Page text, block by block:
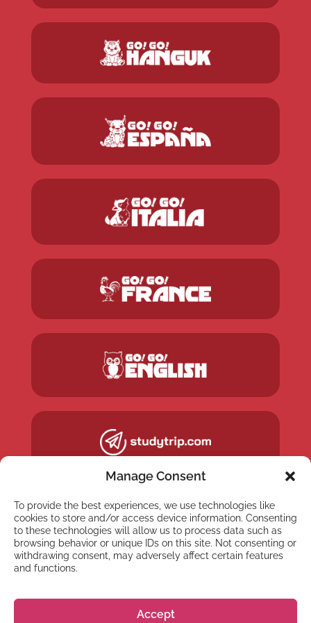
Manage Consent
To provide the best experiences, we use technologies like
cookies to store and/or access device information. Consenting
to these technologies will allow us to process data such as
browsing behavior or unique IDs on this site. Not consenting or
withdrawing consent, may adversely affect certain features
and functions.
Accept